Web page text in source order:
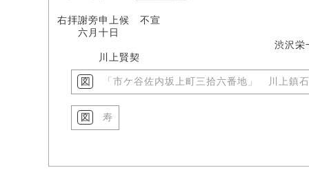
右拝謝旁申上候 不宣
六月十日
渋沢栄
川上賢契
「市ケ谷佐内坂上町三拾六番地」 川上
寿